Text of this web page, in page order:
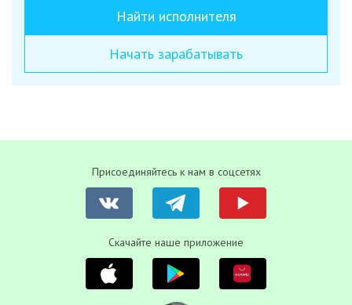
Найти исполнителя
Начать зарабатывать
Присоединяйтесь к нам в соцсетях
Скачайте наше приложение